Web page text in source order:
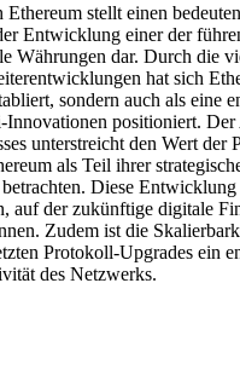
Ethereum stellt einen
Entwicklung einer der
Währungen dar. Durch die
hat sich
sondern auch als eine
positioniert. Der
unterstreicht den Wert der
als Teil ihrer
Diese Entwicklung
auf der zukünftige digitale
Zudem ist die
Protokoll-Upgrades ein
des Netzwerks.